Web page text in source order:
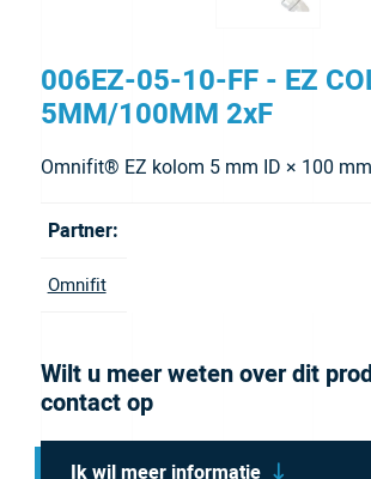
006EZ-05-10-FF - EZ
5MM/100MM 2xF
Omnifit® EZ kolom 5 mm ID × 100
Partner:
Omnifit
Wilt u meer weten over dit
contact op
Ik wil meer informatie